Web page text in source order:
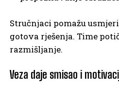
Stručnjaci pomažu
gotova rješenja. Time
razmišljanje.
Veza daje smisao i